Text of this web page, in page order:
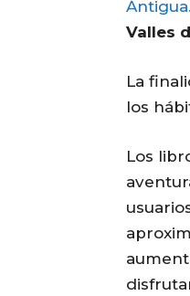
Antigua.
Valles
La
los
Los